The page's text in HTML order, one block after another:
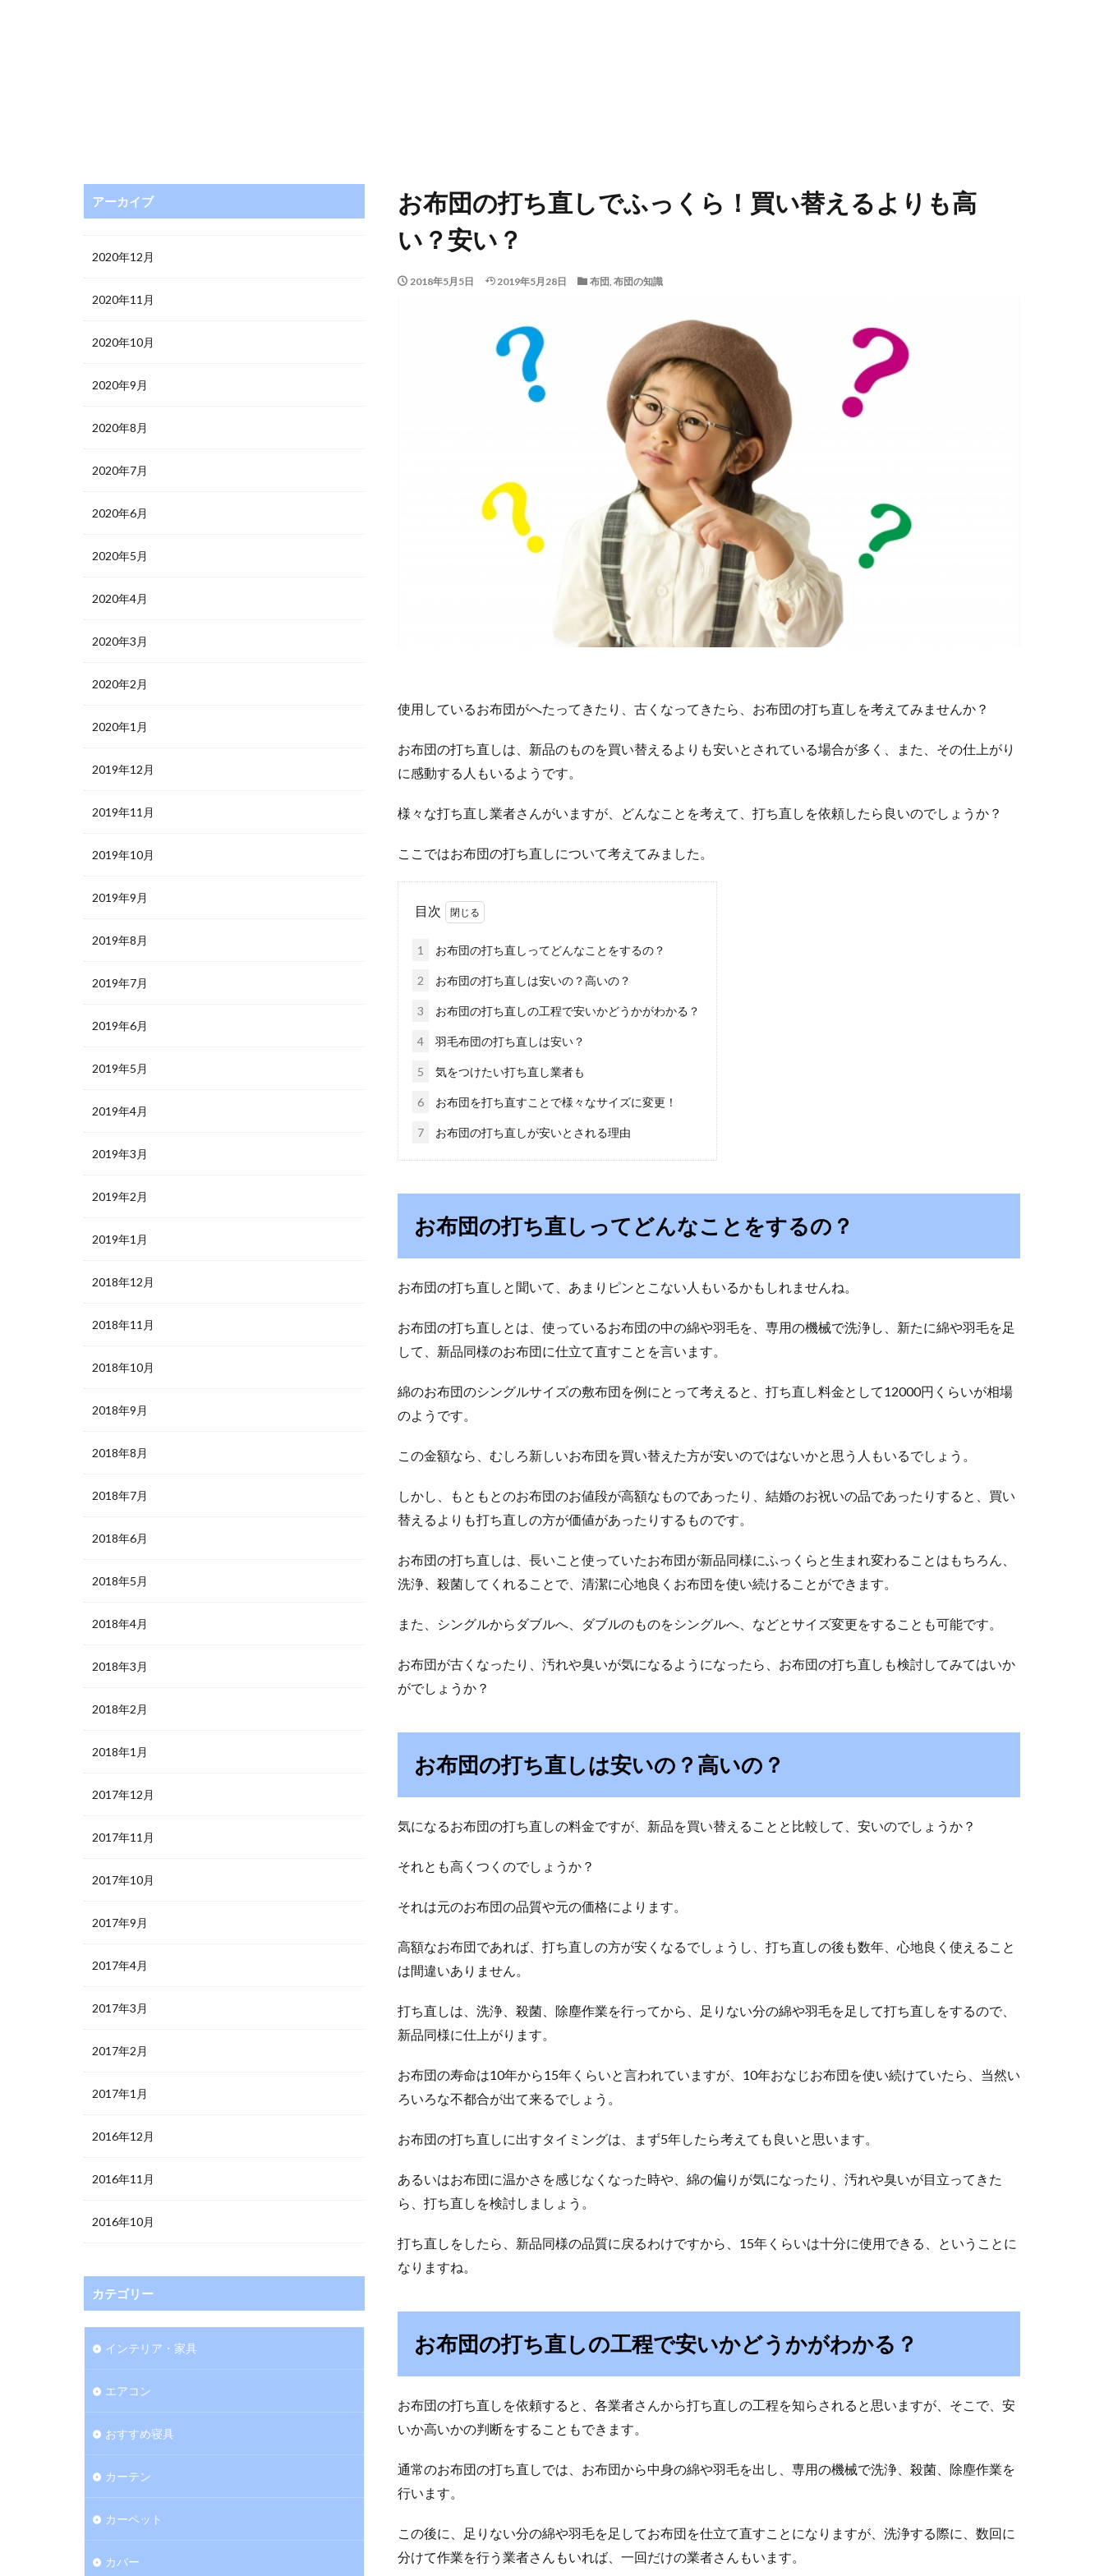
お布団の打ち直しでふっくら！買い替えるよりも高
い？安い？
2018年5月5日 2019年5月28日 布団, 布団の知識
使用しているお布団がへたってきたり、古くなってきたら、お布団の打ち直しを考えてみませんか？
お布団の打ち直しは、新品のものを買い替えるよりも安いとされている場合が多く、また、その仕上がり
に感動する人もいるようです。
様々な打ち直し業者さんがいますが、どんなことを考えて、打ち直しを依頼したら良いのでしょうか？
ここではお布団の打ち直しについて考えてみました。
目次
1 お布団の打ち直しってどんなことをするの？
2 お布団の打ち直しは安いの？高いの？
3 お布団の打ち直しの工程で安いかどうかがわかる？
4 羽毛布団の打ち直しは安い？
5 気をつけたい打ち直し業者も
6 お布団を打ち直すことで様々なサイズに変更！
7 お布団の打ち直しが安いとされる理由
お布団の打ち直しってどんなことをするの？
お布団の打ち直しと聞いて、あまりピンとこない人もいるかもしれませんね。
お布団の打ち直しとは、使っているお布団の中の綿や羽毛を、専用の機械で洗浄し、新たに綿や羽毛を足
して、新品同様のお布団に仕立て直すことを言います。
綿のお布団のシングルサイズの敷布団を例にとって考えると、打ち直し料金として12000円くらいが相場
のようです。
この金額なら、むしろ新しいお布団を買い替えた方が安いのではないかと思う人もいるでしょう。
しかし、もともとのお布団のお値段が高額なものであったり、結婚のお祝いの品であったりすると、買い
替えるよりも打ち直しの方が価値があったりするものです。
お布団の打ち直しは、長いこと使っていたお布団が新品同様にふっくらと生まれ変わることはもちろん、
洗浄、殺菌してくれることで、清潔に心地良くお布団を使い続けることができます。
また、シングルからダブルへ、ダブルのものをシングルへ、などとサイズ変更をすることも可能です。
お布団が古くなったり、汚れや臭いが気になるようになったら、お布団の打ち直しも検討してみてはいか
がでしょうか？
お布団の打ち直しは安いの？高いの？
気になるお布団の打ち直しの料金ですが、新品を買い替えることと比較して、安いのでしょうか？
それとも高くつくのでしょうか？
それは元のお布団の品質や元の価格によります。
高額なお布団であれば、打ち直しの方が安くなるでしょうし、打ち直しの後も数年、心地良く使えること
は間違いありません。
打ち直しは、洗浄、殺菌、除塵作業を行ってから、足りない分の綿や羽毛を足して打ち直しをするので、
新品同様に仕上がります。
お布団の寿命は10年から15年くらいと言われていますが、10年おなじお布団を使い続けていたら、当然い
ろいろな不都合が出て来るでしょう。
お布団の打ち直しに出すタイミングは、まず5年したら考えても良いと思います。
あるいはお布団に温かさを感じなくなった時や、綿の偏りが気になったり、汚れや臭いが目立ってきた
ら、打ち直しを検討しましょう。
打ち直しをしたら、新品同様の品質に戻るわけですから、15年くらいは十分に使用できる、ということに
なりますね。
お布団の打ち直しの工程で安いかどうかがわかる？
お布団の打ち直しを依頼すると、各業者さんから打ち直しの工程を知らされると思いますが、そこで、安
いか高いかの判断をすることもできます。
通常のお布団の打ち直しでは、お布団から中身の綿や羽毛を出し、専用の機械で洗浄、殺菌、除塵作業を
行います。
この後に、足りない分の綿や羽毛を足してお布団を仕立て直すことになりますが、洗浄する際に、数回に
分けて作業を行う業者さんもいれば、一回だけの業者さんもいます。
アーカイブ
2020年12月
2020年11月
2020年10月
2020年9月
2020年8月
2020年7月
2020年6月
2020年5月
2020年4月
2020年3月
2020年2月
2020年1月
2019年12月
2019年11月
2019年10月
2019年9月
2019年8月
2019年7月
2019年6月
2019年5月
2019年4月
2019年3月
2019年2月
2019年1月
2018年12月
2018年11月
2018年10月
2018年9月
2018年8月
2018年7月
2018年6月
2018年5月
2018年4月
2018年3月
2018年2月
2018年1月
2017年12月
2017年11月
2017年10月
2017年9月
2017年4月
2017年3月
2017年2月
2017年1月
2016年12月
2016年11月
2016年10月
カテゴリー
インテリア・家具
エアコン
おすすめ寝具
カーテン
カーペット
カバー